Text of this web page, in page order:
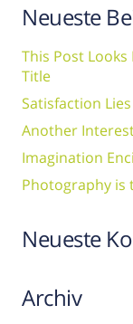
Neueste
This Post
Title
Satisfaction
Another
Imagination
Photography is
Neueste
Archiv